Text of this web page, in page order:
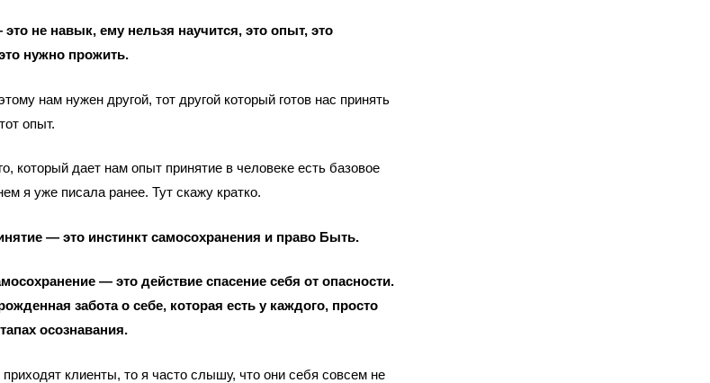
не навык, ему нельзя научится, это опыт, это
нужно прожить.
нам нужен другой, тот другой который готов нас принять
опыт.
который дает нам опыт принятие в человеке есть базовое
я уже писала ранее. Тут скажу кратко.
— это инстинкт самосохранения и право Быть.
— это действие спасение себя от опасности.
забота о себе, которая есть у каждого, просто
осознавания.
приходят клиенты, то я часто слышу, что они себя совсем не